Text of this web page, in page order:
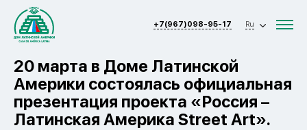
+7(967)098-95-17 Ru
20 марта в Доме Латинской
Америки состоялась официальная
презентация проекта «Россия –
Латинская Америка Street Art».